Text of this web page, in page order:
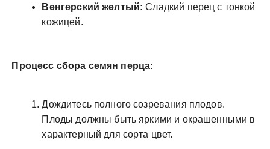
Венгерский желтый: Сладкий перец с тонкой
кожицей.
Процесс сбора семян перца:
Дождитесь полного созревания плодов.
Плоды должны быть яркими и окрашенными в
характерный для сорта цвет.